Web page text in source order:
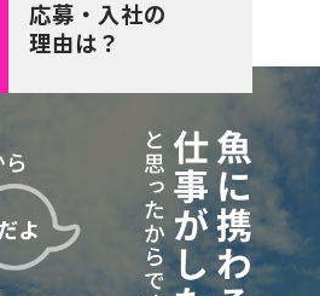
応募・入社の
理由は？